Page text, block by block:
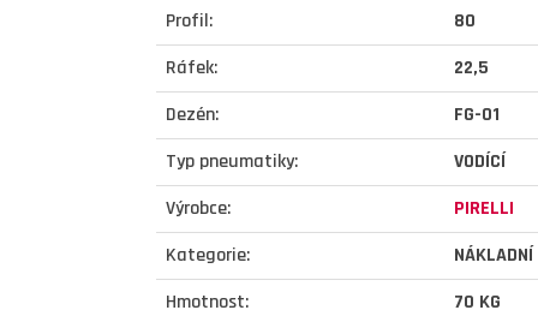
Profil:
80
Ráfek:
22,5
Dezén:
FG-01
Typ pneumatiky:
VODÍCÍ
Výrobce:
PIRELLI
Kategorie:
NÁKLADNÍ
Hmotnost:
70 KG